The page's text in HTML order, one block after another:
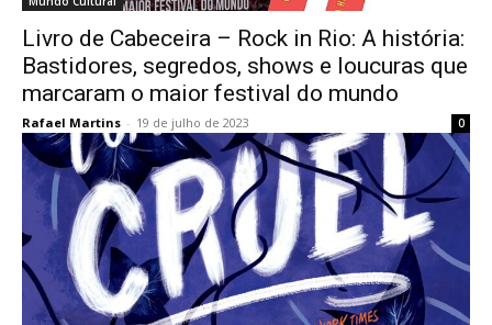
Livro de Cabeceira – Rock in Rio: A história:
Bastidores, segredos, shows e loucuras que
marcaram o maior festival do mundo
Rafael Martins - 19 de julho de 2023 0